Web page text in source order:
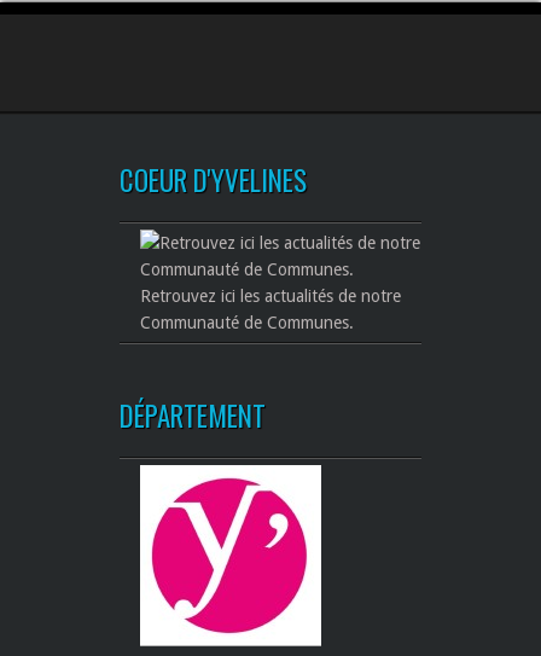
COEUR D'YVELINES
Retrouvez ici les actualités de notre
Communauté de Communes.
DÉPARTEMENT